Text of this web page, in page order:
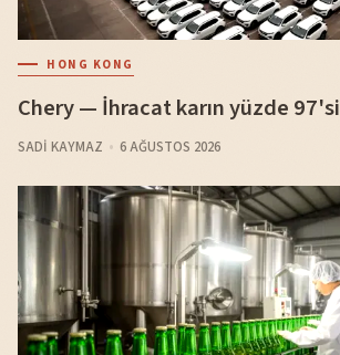
HONG KONG
Chery — İhracat karın yüzde 97'si
SADI KAYMAZ 6 AĞUSTOS 2026